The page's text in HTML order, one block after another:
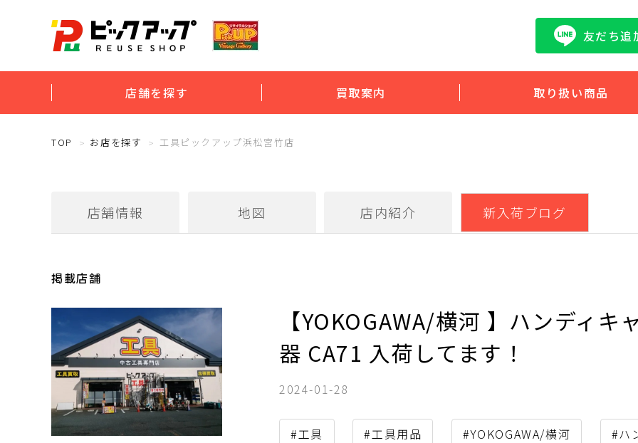
友だち追
店舗を探す 買取案内 取り扱い商品
TOP お店を探す 工具ピックアップ浜松宮竹店
店舗情報 地図 店内紹介 新入荷ブログ
掲載店舗
【YOKOGAWA/横河 】ハンディ
器 CA71 入荷してます！
2024-01-28
#工具 #工具用品 #YOKOGAWA/横河 #ハ